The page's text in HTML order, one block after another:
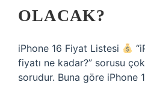
OLACAK?
iPhone 16 Fiyat Listesi
fiyatı ne kadar?” sorusu
sorudur. Buna göre iPhone